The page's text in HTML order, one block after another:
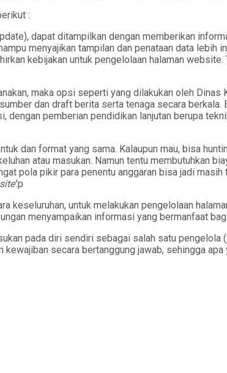
:
dapat ditampilkan dengan memberikan
menyajikan tampilan dan penataan data lebih
kebijakan untuk pengelolaan halaman website.
maka opsi seperti yang dilakukan oleh Dinas
dan draft berita serta tenaga secara
pemberian pendidikan lanjutan berupa
dan format yang sama. Kalaupun mau, bisa
atau masukan. Namun tentu membutuhkan
pola pikir para penentu anggaran bisa jadi
:p
keseluruhan, untuk melakukan pengelolaan
menyampaikan informasi yang bermanfaat
pada diri sendiri sebagai salah satu
secara bertanggung jawab, sehingga